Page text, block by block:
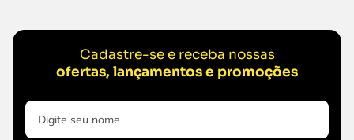
Cadastre-se e receba nossas
ofertas, lançamentos e promoções